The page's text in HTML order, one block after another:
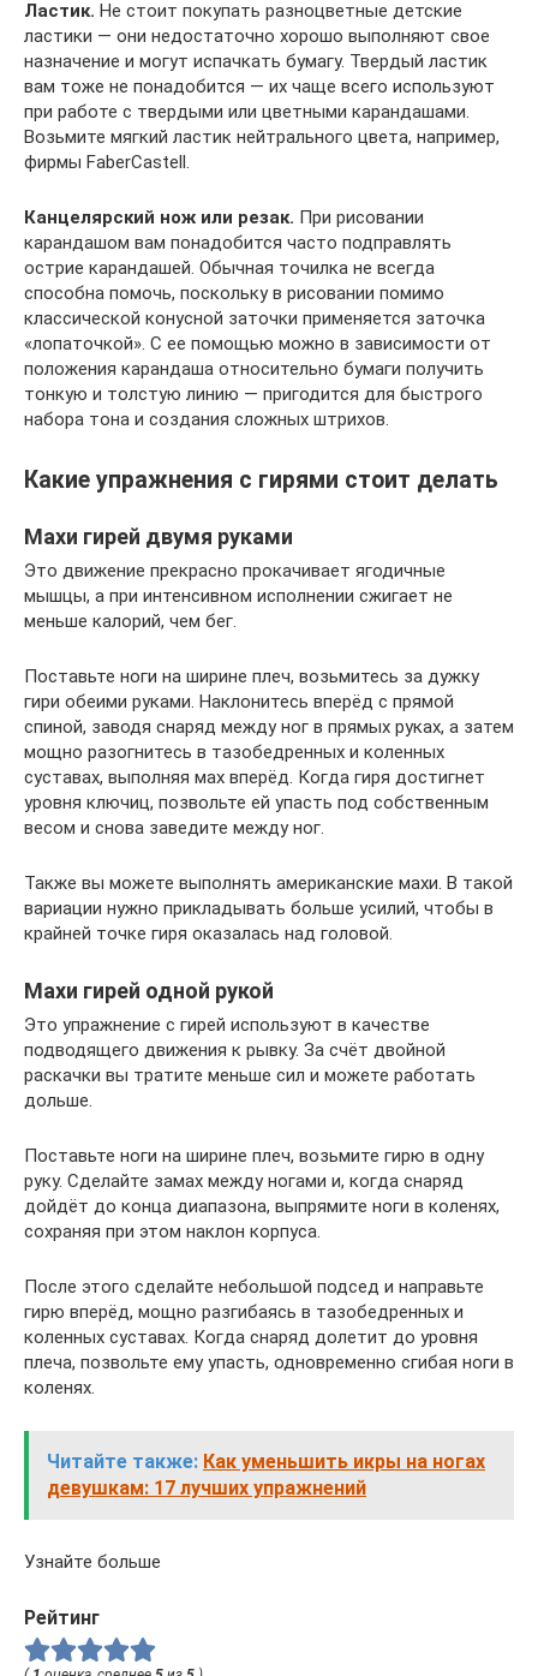
Ластик. Не стоит покупать разноцветные детские
ластики — они недостаточно хорошо выполняют свое
назначение и могут испачкать бумагу. Твердый ластик
вам тоже не понадобится — их чаще всего используют
при работе с твердыми или цветными карандашами.
Возьмите мягкий ластик нейтрального цвета, например,
фирмы FaberCastell.
Канцелярский нож или резак. При рисовании
карандашом вам понадобится часто подправлять
острие карандашей. Обычная точилка не всегда
способна помочь, поскольку в рисовании помимо
классической конусной заточки применяется заточка
«лопаточкой». С ее помощью можно в зависимости от
положения карандаша относительно бумаги получить
тонкую и толстую линию — пригодится для быстрого
набора тона и создания сложных штрихов.
Какие упражнения с гирями стоит делать
Махи гирей двумя руками
Это движение прекрасно прокачивает ягодичные
мышцы, а при интенсивном исполнении сжигает не
меньше калорий, чем бег.
Поставьте ноги на ширине плеч, возьмитесь за дужку
гири обеими руками. Наклонитесь вперёд с прямой
спиной, заводя снаряд между ног в прямых руках, а затем
мощно разогнитесь в тазобедренных и коленных
суставах, выполняя мах вперёд. Когда гиря достигнет
уровня ключиц, позвольте ей упасть под собственным
весом и снова заведите между ног.
Также вы можете выполнять американские махи. В такой
вариации нужно прикладывать больше усилий, чтобы в
крайней точке гиря оказалась над головой.
Махи гирей одной рукой
Это упражнение с гирей используют в качестве
подводящего движения к рывку. За счёт двойной
раскачки вы тратите меньше сил и можете работать
дольше.
Поставьте ноги на ширине плеч, возьмите гирю в одну
руку. Сделайте замах между ногами и, когда снаряд
дойдёт до конца диапазона, выпрямите ноги в коленях,
сохраняя при этом наклон корпуса.
После этого сделайте небольшой подсед и направьте
гирю вперёд, мощно разгибаясь в тазобедренных и
коленных суставах. Когда снаряд долетит до уровня
плеча, позвольте ему упасть, одновременно сгибая ноги в
коленях.
Читайте также: Как уменьшить икры на ногах
девушкам: 17 лучших упражнений
Узнайте больше
Рейтинг